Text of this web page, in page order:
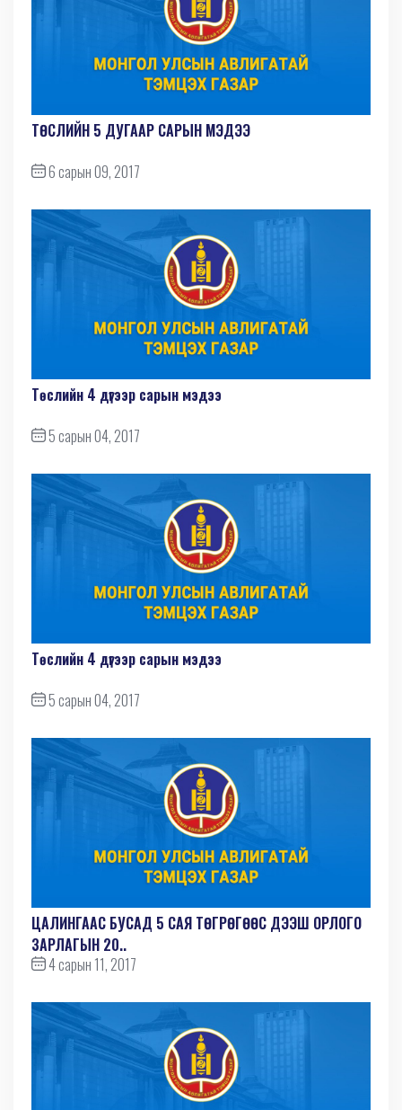
ТӨСЛИЙН 5 ДУГААР САРЫН МЭДЭЭ
6 сарын 09, 2017
Төслийн 4 дүгээр сарын мэдээ
5 сарын 04, 2017
Төслийн 4 дүгээр сарын мэдээ
5 сарын 04, 2017
ЦАЛИНГААС БУСАД 5 САЯ ТӨГРӨГӨӨС ДЭЭШ ОРЛОГО
ЗАРЛАГЫН 20..
4 сарын 11, 2017